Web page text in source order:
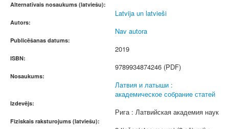
Alternatīvais nosaukums (latviešu):
Latvija un latvieši
Autors:
Nav autora
Publicēšanas datums:
2019
ISBN:
9789934874246 (PDF)
Nosaukums:
Латвия и латыши :
академическое собраниe статей
Izdevējs:
Рига : Латвийская академия наук
Fiziskais raksturojums (latviešu):